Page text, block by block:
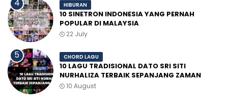
HIBURAN
10 SINETRON INDONESIA YANG PERNAH
POPULAR DI MALAYSIA
22 July
CHORD LAGU
10 LAGU TRADISIONAL DATO SRI SITI
NURHALIZA TERBAIK SEPANJANG ZAMAN
10 August